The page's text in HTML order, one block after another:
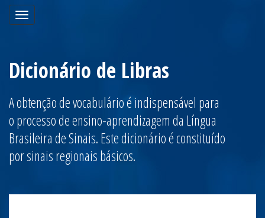
Toggle
navigation
Dicionário de Libras
A obtenção de vocabulário é indispensável para
o processo de ensino-aprendizagem da Língua
Brasileira de Sinais. Este dicionário é constituído
por sinais regionais básicos.